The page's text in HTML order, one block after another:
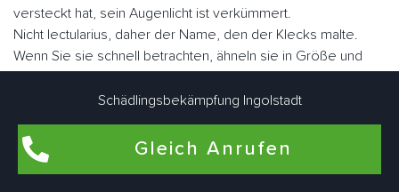
versteckt hat, sein Augenlicht ist verkümmert.
Nicht lectularius, daher der Name, den der Klecks malte.
Wenn Sie sie schnell betrachten, ähneln sie in Größe und
Es gibt ungefähr fünf Millionen Parasiten, wenn sie nüchtern
erreichen.
Schädlingsbekämpfung Ingolstadt
Gleich Anrufen